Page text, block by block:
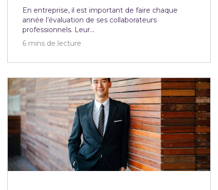
En entreprise, il est important de faire chaque
année l’évaluation de ses collaborateurs
professionnels. Leur...
6 mins de lecture